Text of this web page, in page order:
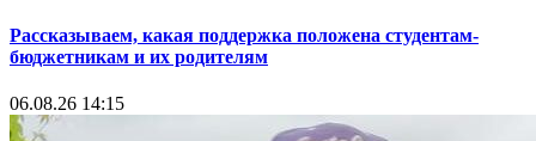
Рассказываем, какая поддержка положена студентам-
бюджетникам и их родителям
06.08.26 14:15